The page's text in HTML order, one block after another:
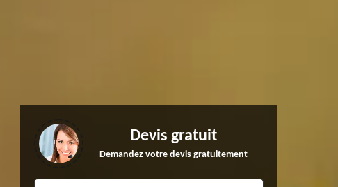
Devis gratuit
Demandez votre devis gratuitement